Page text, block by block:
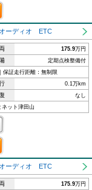
ーディオ ETC
175.9万円
定期点検整備付
保証走行距離：無制限
0.1万km
なし
ネット津田山
ーディオ ETC
175.9万円